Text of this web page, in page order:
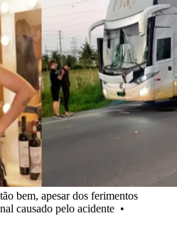
bem, apesar dos ferimentos
causado pelo acidente •